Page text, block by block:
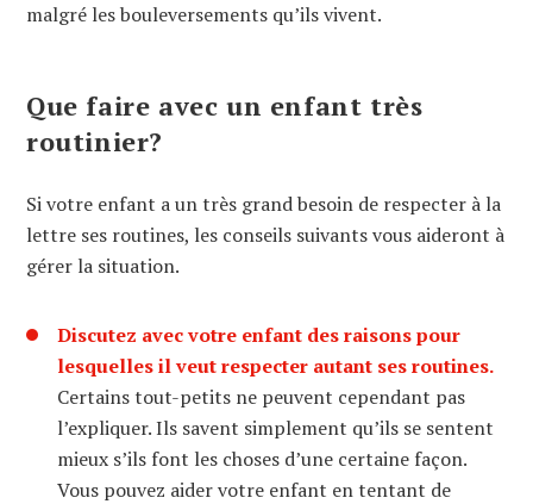
malgré les bouleversements qu’ils vivent.
Que faire avec un enfant très
routinier?
Si votre enfant a un très grand besoin de respecter à la
lettre ses routines, les conseils suivants vous aideront à
gérer la situation.
Discutez avec votre enfant des raisons pour
lesquelles il veut respecter autant ses routines.
Certains tout-petits ne peuvent cependant pas
l’expliquer. Ils savent simplement qu’ils se sentent
mieux s’ils font les choses d’une certaine façon.
Vous pouvez aider votre enfant en tentant de